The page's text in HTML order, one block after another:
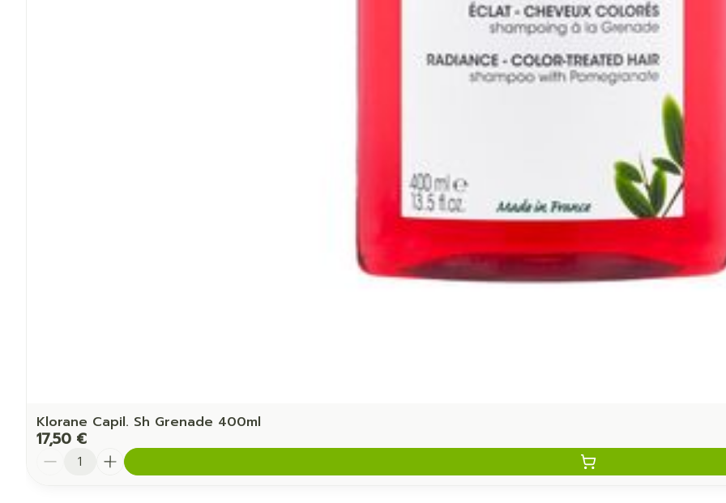
Autobronzants Rasage
Klorane Capil. Sh Grenade 400ml
17,50 €
Quantité